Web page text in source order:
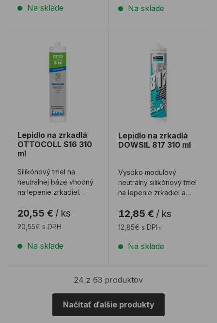
Na sklade Na sklade
Lepidlo na zrkadlá OTTOCOLL S16 310 ml
Lepidlo na zrkadlá
OTTOCOLL S16 310
ml
Silikónový tmel na
neutrálnej báze vhodný
na lepenie zrkadiel.
Kalkulátor s ...
20,55 € / ks
20,55€ s DPH
Na sklade
Lepidlo na zrkadlá
Lepidlo na zrkadlá
DOWSIL 817 310 ml
Vysoko modulový
neutrálny silikónový tmel
na lepenie zrkadiel a
12,85 € / ks
12,85€ s DPH
Na sklade
24 z 63 produktov
Načítať ďalšie produkty